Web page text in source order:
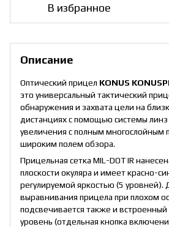
В избранное
Описание
Оптический прицел KONUS
это универсальный тактический
обнаружения и захвата цели на
дистанциях с помощью системы
увеличения с полным многослойным
широким полем обзора.
Прицельная сетка MIL-DOT IR
плоскости окуляра и имеет красно-
регулируемой яркостью (5 уровней).
выравнивания прицела при плохом
подсвечивается также и
уровень (отдельная кнопка